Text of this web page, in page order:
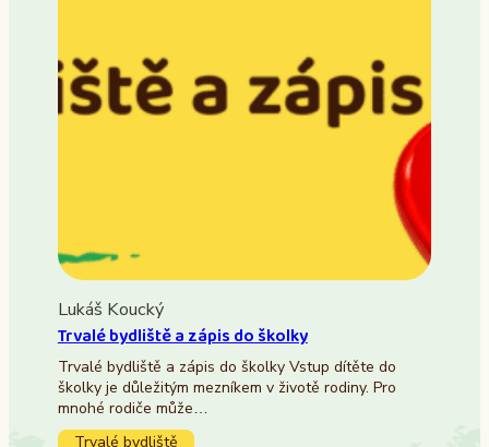
Lukáš Koucký
Trvalé bydliště a zápis do školky
Trvalé bydliště a zápis do školky Vstup dítěte do
školky je důležitým mezníkem v životě rodiny. Pro
mnohé rodiče může…
Trvalé bydliště